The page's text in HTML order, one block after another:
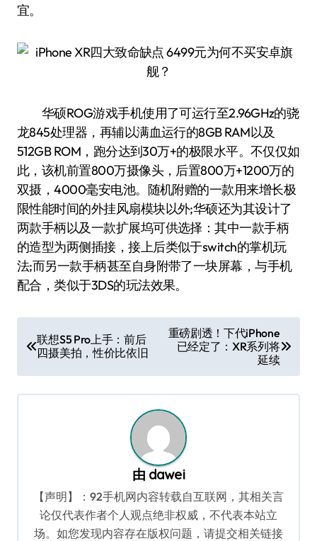
宜。
华硕ROG游戏手机使用了可运行至2.96GHz的骁
龙845处理器，再辅以满血运行的8GB RAM以及
512GB ROM，跑分达到30万+的极限水平。不仅仅如
此，该机前置800万摄像头，后置800万+1200万的
双摄，4000毫安电池。随机附赠的一款用来增长极
限性能时间的外挂风扇模块以外;华硕还为其设计了
两款手柄以及一款扩展坞可供选择：其中一款手柄
的造型为两侧插接，接上后类似于switch的掌机玩
法;而另一款手柄甚至自身附带了一块屏幕，与手机
配合，类似于3DS的玩法效果。
章
导
航
联想S5 Pro上手：前后
四摄美拍，性价比依旧
重磅剧透！下代iPhone
已经定了：XR系列将
延续
由 dawei
【声明】：92手机网内容转载自互联网，其相关言
论仅代表作者个人观点绝非权威，不代表本站立
场。如您发现内容存在版权问题，请提交相关链接